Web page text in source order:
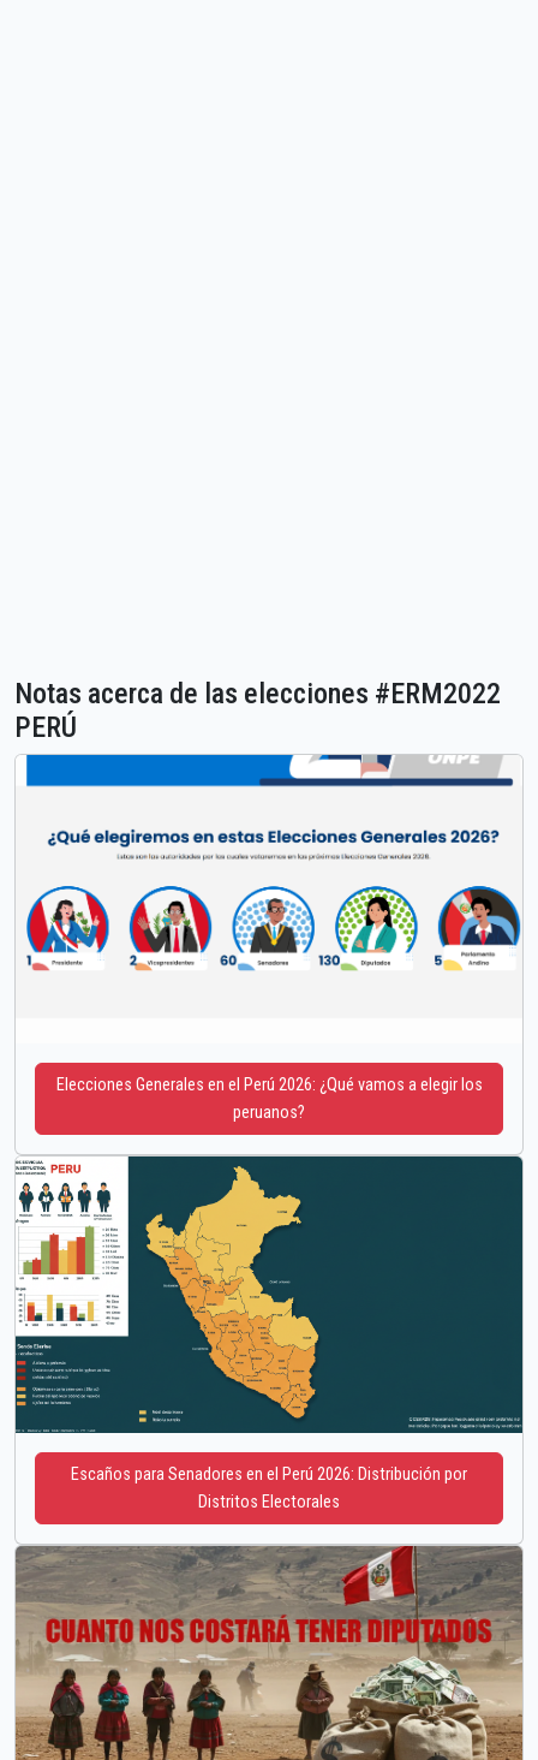
Notas acerca de las elecciones #ERM2022
PERÚ
Elecciones Generales en el Perú 2026: ¿Qué vamos a elegir los
peruanos?
Escaños para Senadores en el Perú 2026: Distribución por
Distritos Electorales